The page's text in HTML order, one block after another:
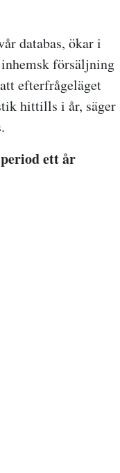
databas, ökar i
försäljning
efterfrågeläget
hittills i år, säger
ett år